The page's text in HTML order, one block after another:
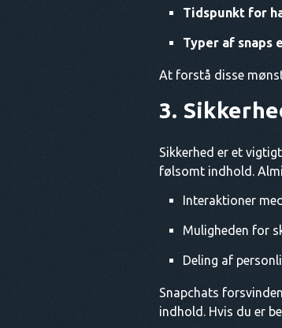
Tidspunkt for
Typer af snaps
At forstå disse
3.
Sikkerhed er et
følsomt indhold.
Interaktioner
Muligheden for
Deling af
Snapchats
indhold. Hvis du er